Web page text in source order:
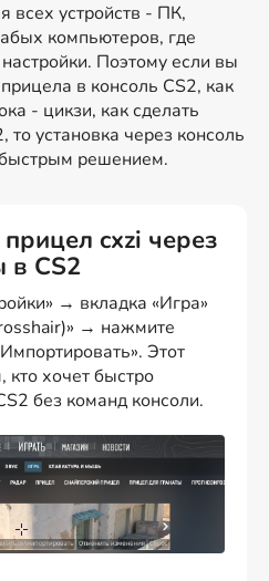
всех устройств - ПК,
компьютеров, где
Поэтому если вы
в консоль CS2, как
- цикзи, как сделать
установка через консоль
решением.
cxzi через
в CS2
→ вкладка «Игра»
→ нажмите
Этот
кто хочет быстро
без команд консоли.